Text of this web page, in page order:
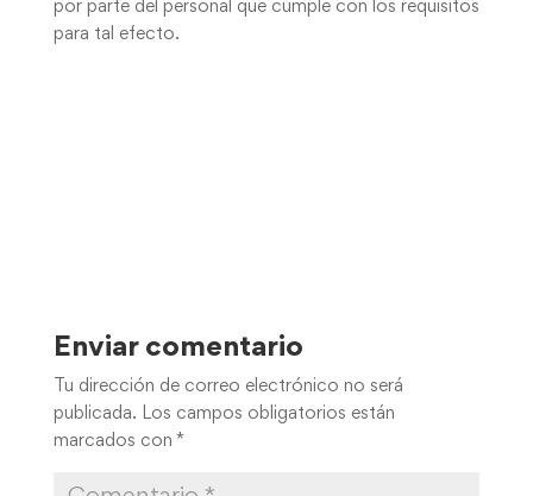
por parte del personal que cumple con los requisitos
para tal efecto.
Enviar comentario
Tu dirección de correo electrónico no será
publicada. Los campos obligatorios están
marcados con *